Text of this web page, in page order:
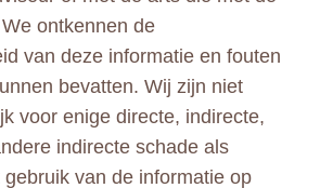
ontkennen de
van deze informatie en fouten
bevatten. Wij zijn niet
voor enige directe, indirecte,
indirecte schade als
van de informatie op